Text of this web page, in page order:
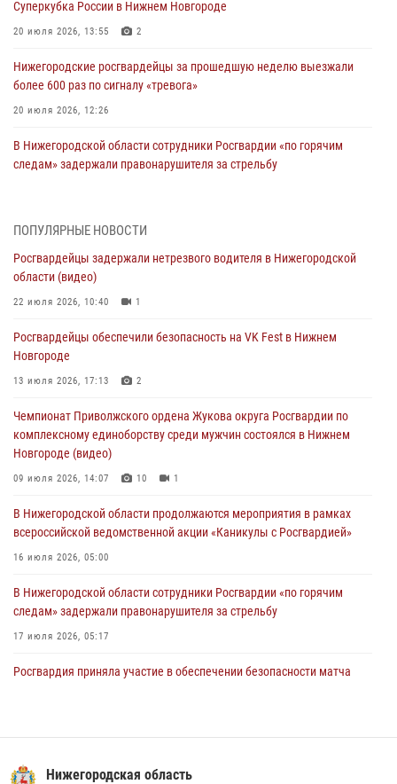
Суперкубка России в Нижнем Новгороде
20 июля 2026, 13:55 2
Нижегородские росгвардейцы за прошедшую неделю выезжали
более 600 раз по сигналу «тревога»
20 июля 2026, 12:26
В Нижегородской области сотрудники Росгвардии «по горячим
следам» задержали правонарушителя за стрельбу
В Нижегородской области продолжаются мероприятия в рамках
16 июля 2026, 05:00
Росгвардейцы обеспечили безопасность на VK Fest в Нижнем
13 июля 2026, 17:13
Нижегородские росгвардейцы за прошедшую неделю выезжали
13 июля 2026, 06:45
Росгвардейцы предотвратили серию краж в Нижнем Новгороде
10 июля 2026, 09:38
ПОПУЛЯРНЫЕ НОВОСТИ
Росгвардейцы задержали нетрезвого водителя в Нижегородской
области (видео)
22 июля 2026, 10:40 1
Росгвардейцы обеспечили безопасность на VK Fest в Нижнем
Новгороде
13 июля 2026, 17:13 2
Чемпионат Приволжского ордена Жукова округа Росгвардии по
комплексному единоборству среди мужчин состоялся в Нижнем
Новгороде (видео)
09 июля 2026, 14:07 10 1
В Нижегородской области продолжаются мероприятия в рамках
всероссийской ведомственной акции «Каникулы с Росгвардией»
16 июля 2026, 05:00
В Нижегородской области сотрудники Росгвардии «по горячим
следам» задержали правонарушителя за стрельбу
17 июля 2026, 05:17
Росгвардия приняла участие в обеспечении безопасности матча
святого равноапостольного князя Владимира
Нижегородская область